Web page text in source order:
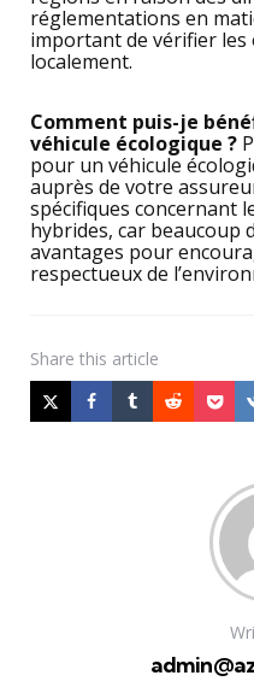
réglementations en
important de vérifier
localement.
Comment puis-je
véhicule écologique ?
pour un véhicule
auprès de votre
spécifiques concernant
hybrides, car beaucoup
avantages pour
respectueux de
Share this article